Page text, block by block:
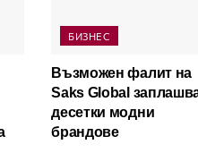
БИЗНЕС
Възможен фалит на
Saks Global
десетки модни
брандове